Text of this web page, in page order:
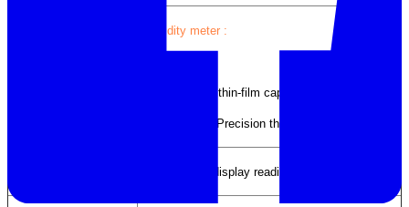
Humidity meter :
High precision thin-film capacitance sensor.
Temperature : Precision thermisto
To freeze the display reading on the LCD display.